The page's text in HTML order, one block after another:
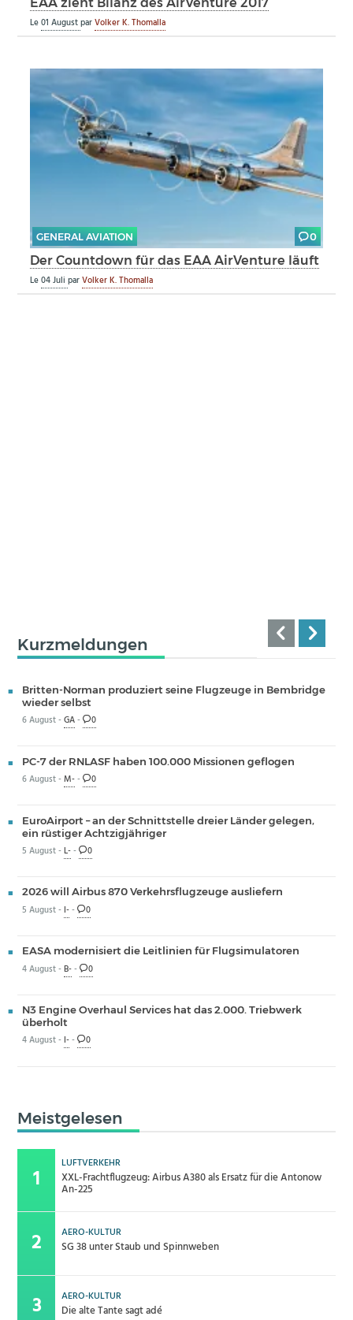
Le01 AugustparVolker K. Thomalla
GENERAL AVIATION 0
Der Countdown für das EAA AirVenture läuft
Le04 JuliparVolker K. Thomalla
Kurzmeldungen
Britten-Norman produziert seine Flugzeuge in Bembridge
wieder selbst
6 August -GA- 0
PC-7 der RNLASF haben 100.000 Missionen geflogen
6 August -M-- 0
EuroAirport – an der Schnittstelle dreier Länder gelegen,
ein rüstiger Achtzigjähriger
5 August -L-- 0
2026 will Airbus 870 Verkehrsflugzeuge ausliefern
5 August - I-- 0
EASA modernisiert die Leitlinien für Flugsimulatoren
4 August -B-- 0
N3 Engine Overhaul Services hat das 2.000. Triebwerk
überholt
4 August - I-- 0
Meistgelesen
LUFTVERKEHR
XXL-Frachtflugzeug: Airbus A380 als Ersatz für die Antonow
An-225
AERO-KULTUR
SG 38 unter Staub und Spinnweben
AERO-KULTUR
Die alte Tante sagt adé